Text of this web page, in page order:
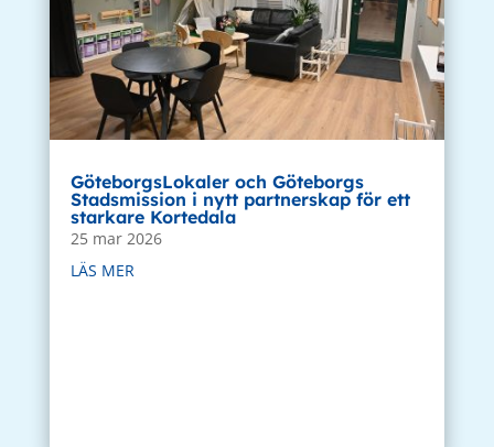
GöteborgsLokaler och Göteborgs
Stadsmission i nytt partnerskap för ett
starkare Kortedala
25 mar 2026
LÄS MER